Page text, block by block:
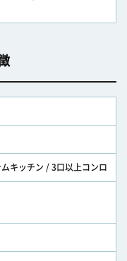
キッチン / 3口以上コンロ